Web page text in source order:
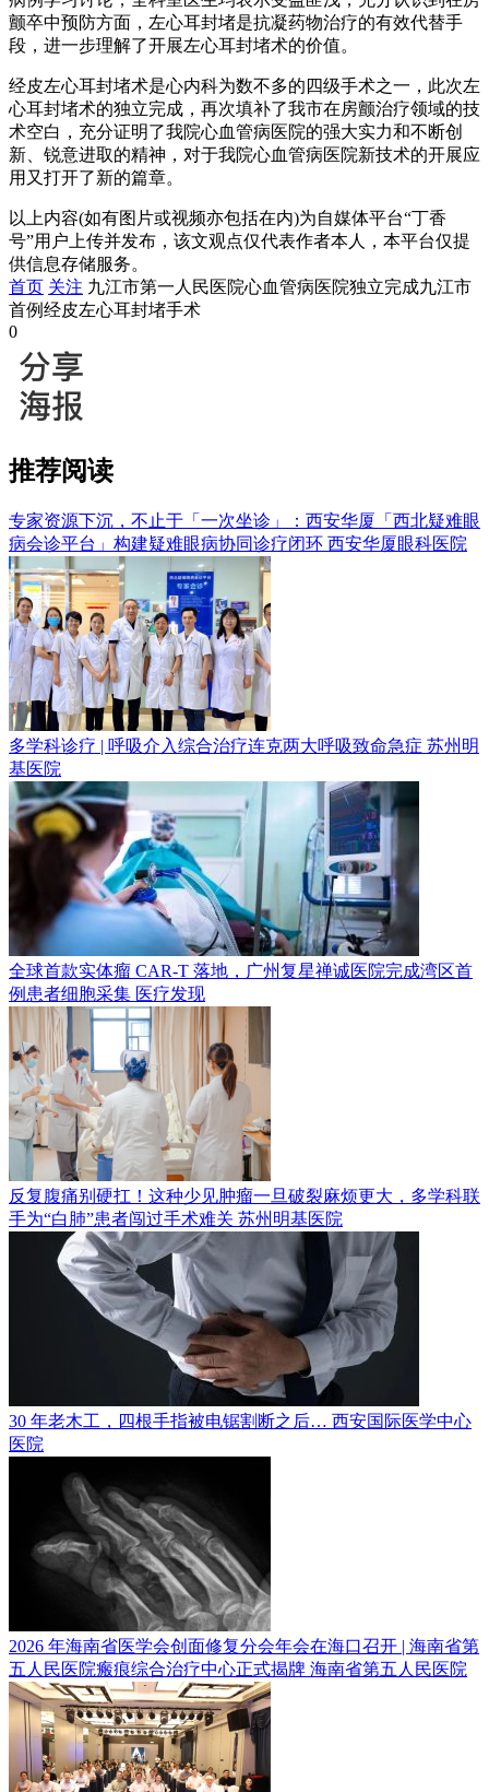
颤卒中预防方面，左心耳封堵是抗凝药物治疗的有效代替手
段，进一步理解了开展左心耳封堵术的价值。
经皮左心耳封堵术是心内科为数不多的四级手术之一，此次左
心耳封堵术的独立完成，再次填补了我市在房颤治疗领域的技
术空白，充分证明了我院心血管病医院的强大实力和不断创
新、锐意进取的精神，对于我院心血管病医院新技术的开展应
用又打开了新的篇章。
以上内容(如有图片或视频亦包括在内)为自媒体平台“丁香
号”用户上传并发布，该文观点仅代表作者本人，本平台仅提
供信息存储服务。
首页 关注 九江市第一人民医院心血管病医院独立完成九江市
首例经皮左心耳封堵手术
0
推荐阅读
专家资源下沉，不止于「一次坐诊」：西安华厦「西北疑难眼
病会诊平台」构建疑难眼病协同诊疗闭环 西安华厦眼科医院
多学科诊疗 | 呼吸介入综合治疗连克两大呼吸致命急症 苏州明
基医院
全球首款实体瘤 CAR-T 落地，广州复星禅诚医院完成湾区首
例患者细胞采集 医疗发现
反复腹痛别硬扛！这种少见肿瘤一旦破裂麻烦更大，多学科联
手为“白肺”患者闯过手术难关 苏州明基医院
30 年老木工，四根手指被电锯割断之后… 西安国际医学中心
医院
2026 年海南省医学会创面修复分会年会在海口召开 | 海南省第
五人民医院瘢痕综合治疗中心正式揭牌 海南省第五人民医院